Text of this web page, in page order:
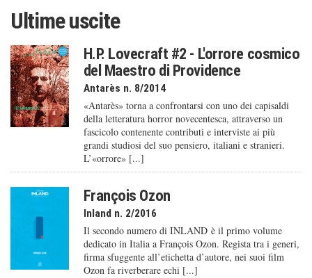
Ultime uscite
H.P. Lovecraft #2 - L'orrore cosmico
del Maestro di Providence
Antarès n. 8/2014
«Antarès» torna a confrontarsi con uno dei capisaldi
della letteratura horror novecentesca, attraverso un
fascicolo contenente contributi e interviste ai più
grandi studiosi del suo pensiero, italiani e stranieri.
L’«orrore» [...]
François Ozon
Inland n. 2/2016
Il secondo numero di INLAND è il primo volume
dedicato in Italia a François Ozon. Regista tra i generi,
firma sfuggente all’etichetta d’autore, nei suoi film
Ozon fa riverberare echi [...]